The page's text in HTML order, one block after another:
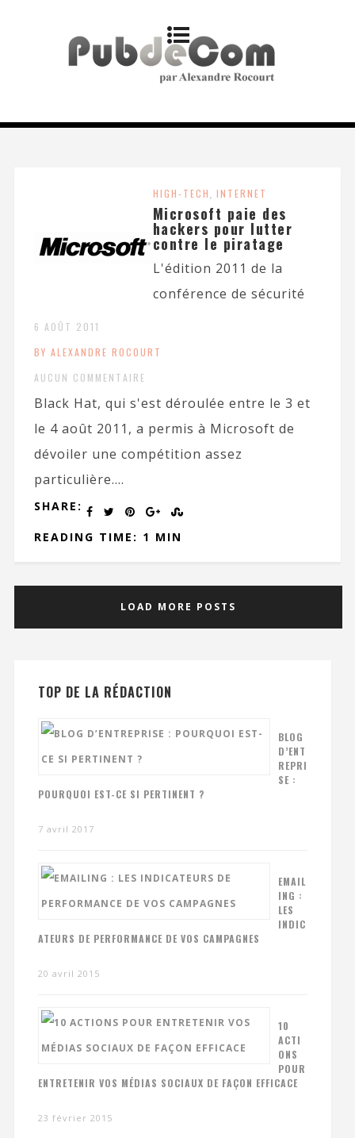
HIGH-TECH, INTERNET
Microsoft paie des
hackers pour lutter
contre le piratage
6 AOÛT 2011
BY ALEXANDRE ROCOURT
AUCUN COMMENTAIRE
L'édition 2011 de la
conférence de sécurité
Black Hat, qui s'est déroulée entre le 3 et
le 4 août 2011, a permis à Microsoft de
dévoiler une compétition assez
particulière....
SHARE:
READING TIME: 1 MIN
LOAD MORE POSTS
TOP DE LA RÉDACTION
BLOG
D’ENT
REPRI
SE :
POURQUOI EST-CE SI PERTINENT ?
7 avril 2017
EMAIL
ING :
LES
INDIC
ATEURS DE PERFORMANCE DE VOS CAMPAGNES
20 avril 2015
10
ACTI
ONS
POUR
ENTRETENIR VOS MÉDIAS SOCIAUX DE FAÇON EFFICACE
23 février 2015